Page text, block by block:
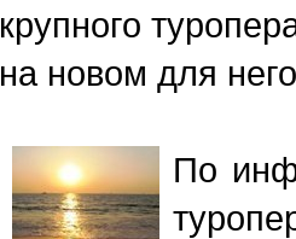
крупного
на новом для
По